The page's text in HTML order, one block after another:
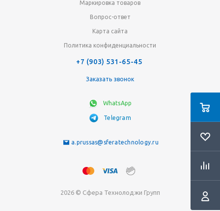
Маркировка товаров
Вопрос-ответ
Карта сайта
Политика конфиденциальности
+7 (903) 531-65-45
Заказать звонок
WhatsApp
Telegram
a.prussas@sferatechnology.ru
2026 © Сфера Технолоджи Групп